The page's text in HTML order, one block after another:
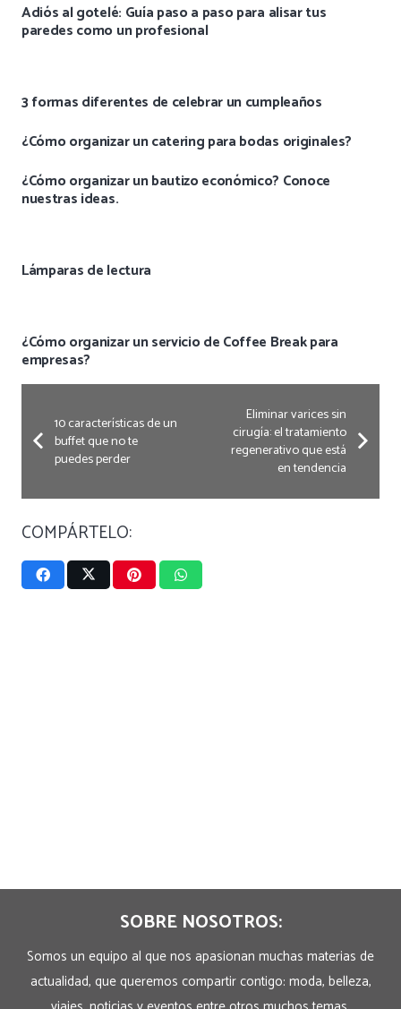
Adiós al gotelé: Guía paso a paso para alisar tus
paredes como un profesional
3 formas diferentes de celebrar un cumpleaños
¿Cómo organizar un catering para bodas originales?
¿Cómo organizar un bautizo económico? Conoce
nuestras ideas.
Lámparas de lectura
¿Cómo organizar un servicio de Coffee Break para
empresas?
10 características de un
buffet que no te
puedes perder
Eliminar varices sin
cirugía: el tratamiento
regenerativo que está
en tendencia
COMPÁRTELO:
SOBRE NOSOTROS:
Somos un equipo al que nos apasionan muchas materias de
actualidad, que queremos compartir contigo: moda, belleza,